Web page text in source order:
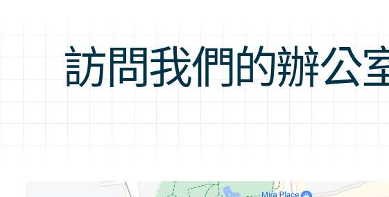
訪問我們的辦公